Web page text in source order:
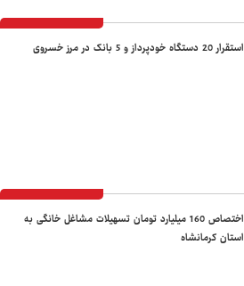
استقرار 20 دستگاه خودپرداز و 5 بانک در مرز خسروی
اختصاص 160 میلیارد تومان تسهیلات مشاغل خانگی به
استان کرمانشاه